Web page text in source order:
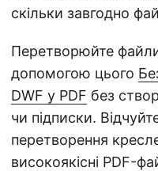
скільки завгодно
Перетворюйте
допомогою цього
DWF у PDF без
чи підписки.
перетворення
високоякісні PDF-